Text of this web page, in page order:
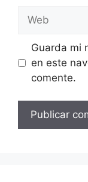
Guarda mi
en este
comente.